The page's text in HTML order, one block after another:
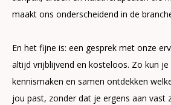
maakt ons onderscheidend in de
En het fijne is: een gesprek met onze
altijd vrijblijvend en kosteloos. Zo kun je
kennismaken en samen ontdekken
jou past, zonder dat je ergens aan vast